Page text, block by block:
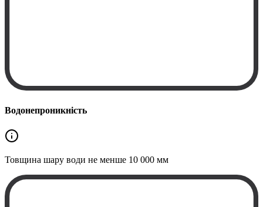
Водонепроникність
Товщина шару води не менше 10 000 мм